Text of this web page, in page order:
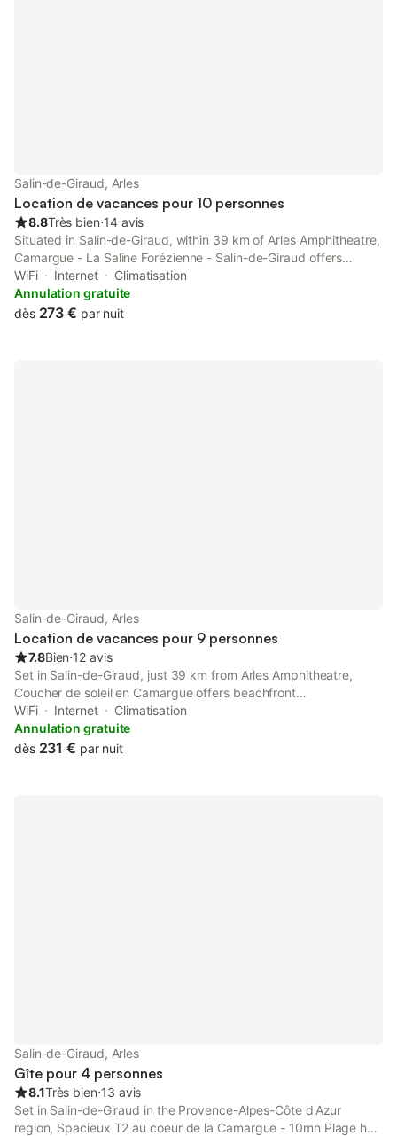
Salin-de-Giraud, Arles
Location de vacances pour 10 personnes
8.8Très bien⋅14 avis
Situated in Salin-de-Giraud, within 39 km of Arles Amphitheatre,
Camargue - La Saline Forézienne - Salin-de-Giraud offers
accommodation with air conditioning. Both free WiFi and
parking on-site are accessible at the holiday home free of
charge.
WiFi Internet
Climatisation
Annulation gratuite
dès 273 € par nuit
Salin-de-Giraud, Arles
Location de vacances pour 9 personnes
7.8Bien⋅12 avis
Set in Salin-de-Giraud, just 39 km from Arles Amphitheatre,
Coucher de soleil en Camargue offers beachfront
accommodation with a garden, a shared lounge and free WiFi.
The property features inner courtyard and quiet street views.
WiFi Internet
Climatisation
Annulation gratuite
dès 231 € par nuit
Salin-de-Giraud, Arles
Gîte pour 4 personnes
8.1Très bien⋅13 avis
Set in Salin-de-Giraud in the Provence-Alpes-Côte d'Azur
region, Spacieux T2 au coeur de la Camargue - 10mn Plage has